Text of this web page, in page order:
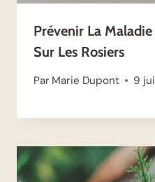
Prévenir La
Sur Les Rosiers
Par Marie Dupont 9